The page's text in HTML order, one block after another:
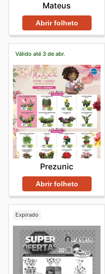
Mateus
Abrir folheto
Válido até 3 de abr.
Prezunic
Abrir folheto
Expirado